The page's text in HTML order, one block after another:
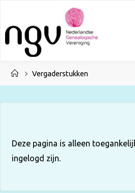
de
inhoud
HomeVergaderstukken
Deze pagina is alleen
ingelogd zijn.